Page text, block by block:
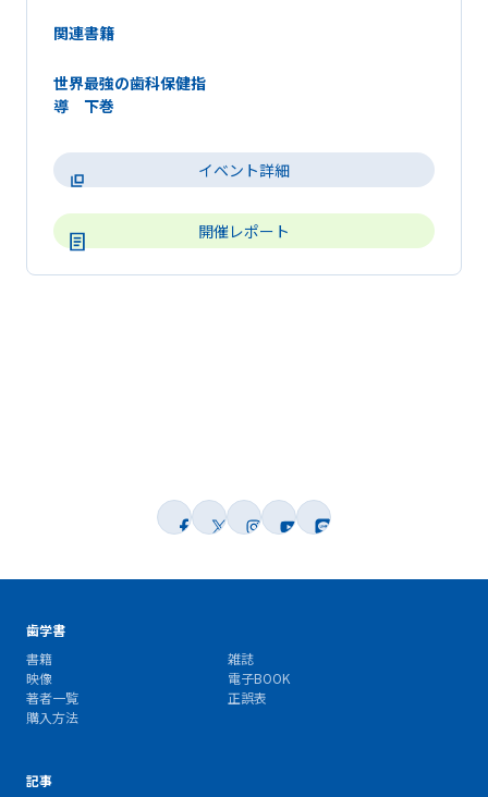
関連書籍
世界最強の歯科保健指
導 下巻
イベント詳細
開催レポート
歯学書
書籍
雑誌
映像
電子BOOK
著者一覧
正誤表
購入方法
記事